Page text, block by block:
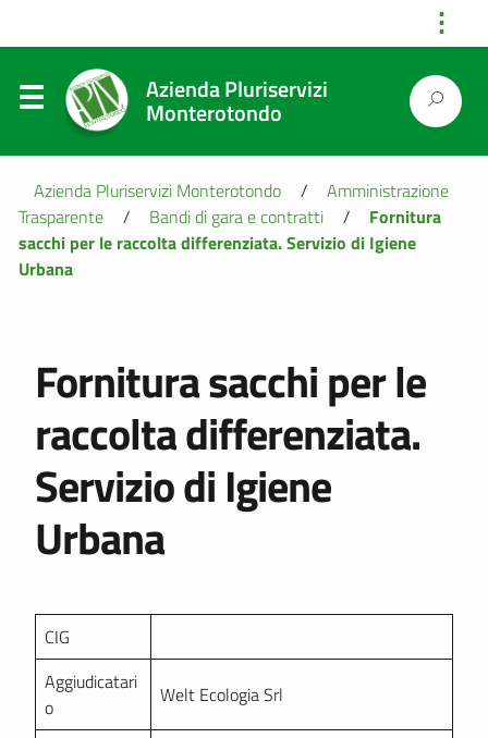
⋮
Azienda Pluriservizi
Monterotondo
Azienda Pluriservizi Monterotondo /
Amministrazione
Trasparente
/ Bandi di gara e contratti /
Fornitura
sacchi per le raccolta differenziata. Servizio di Igiene
Urbana
Fornitura sacchi per le
raccolta differenziata.
Servizio di Igiene
Urbana
CIG
Aggiudicatari
o
Welt Ecologia Srl